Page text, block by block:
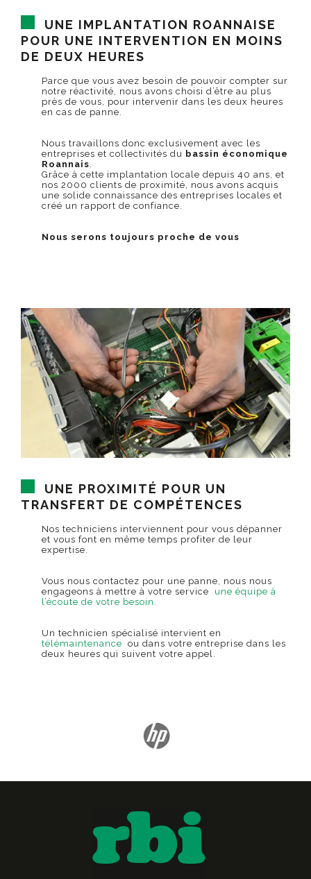
UNE IMPLANTATION ROANNAISE
POUR UNE INTERVENTION EN MOINS
DE DEUX HEURES
Parce que vous avez besoin de pouvoir compter sur
notre réactivité, nous avons choisi d’être au plus
près de vous, pour intervenir dans les deux heures
en cas de panne.
Nous travaillons donc exclusivement avec les
entreprises et collectivités du bassin économique
Roannais
Grâce à cette implantation locale depuis 40 ans, et
nos 2000 clients de proximité, nous avons acquis
une solide connaissance des entreprises locales et
créé un rapport de confiance.
Nous serons toujours proche de vous
UNE PROXIMITÉ POUR UN
TRANSFERT DE COMPÉTENCES
Nos techniciens interviennent pour vous dépanner
et vous font en même temps profiter de leur
expertise.
Vous nous contactez pour une panne, nous nous
engageons à mettre à votre service une équipe à
l’écoute de votre besoin.
Un technicien spécialisé intervient en
télémaintenance ou dans votre entreprise dans les
deux heures qui suivent votre appel.